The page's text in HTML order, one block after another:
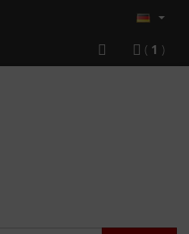
( 1 )